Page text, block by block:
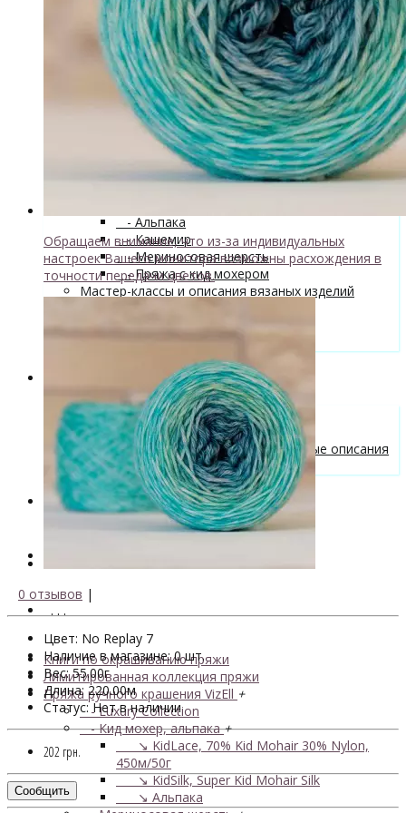
superwash 20% нейлон
↘ Sock, 75% Меринос 25% Нейлон,
300м/100г
- Хлопок
- Шелк+
↘ Cleo 50% шелк 50% меринос
600м/100гНовинка!
↘ Бурет, 100% буретный шелк,
190м/100г
- Шерсть 100%
- Шерсть ягненка
- Альпака
- Кашемир
- Мериносовая шерсть
- Пряжа с кид мохером
Мастер-классы и описания вязаных изделий
- Конусы для пряжи
Одежда TieDye
Бесплатные описания моделей
Вязальные лайфхаки
Галерея вязаных изделий и бесплатные описания
от VizEll
Скидки
. . .
Книги по окрашиванию пряжи
Лимитированная коллекция пряжи
Пряжа ручного крашения VizEll +
- Luxury Collection
- Кид мохер, альпака+
↘ KidLace, 70% Kid Mohair 30% Nylon,
450м/50г
↘ KidSilk, Super Kid Mohair Silk
↘ Альпака
Обращаем внимание, что из-за индивидуальных
настроек Вашего монитора возможны расхождения в
точности передачи цветов.
0 отзывов |
Цвет: No Replay 7
Наличие в магазине: 0 шт.
Вес: 55.00г
Длина: 220.00м
Статус: Нет в наличии
202 грн.
Сообщить